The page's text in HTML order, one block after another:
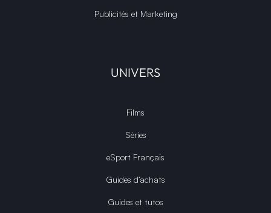
Publicités et Marketing
UNIVERS
Films
Séries
eSport Français
Guides d’achats
Guides et tutos